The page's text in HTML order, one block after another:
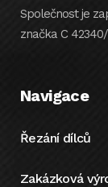
Společnost je
značka C
Navigace
Řezání dílců
Zakázková